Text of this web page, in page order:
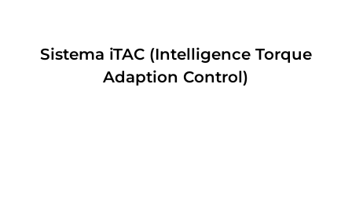
Sistema iTAC (Intelligence Torque
Adaption Control)